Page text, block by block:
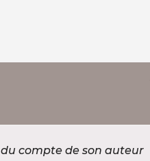
compte de son auteur